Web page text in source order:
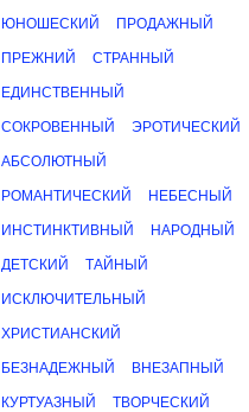
ЮНОШЕСКИЙ ПРОДАЖНЫЙ
ПРЕЖНИЙ СТРАННЫЙ
ЕДИНСТВЕННЫЙ
СОКРОВЕННЫЙ ЭРОТИЧЕСКИЙ
АБСОЛЮТНЫЙ
РОМАНТИЧЕСКИЙ НЕБЕСНЫЙ
ИНСТИНКТИВНЫЙ НАРОДНЫЙ
ДЕТСКИЙ ТАЙНЫЙ
ИСКЛЮЧИТЕЛЬНЫЙ
ХРИСТИАНСКИЙ
БЕЗНАДЕЖНЫЙ ВНЕЗАПНЫЙ
КУРТУАЗНЫЙ ТВОРЧЕСКИЙ